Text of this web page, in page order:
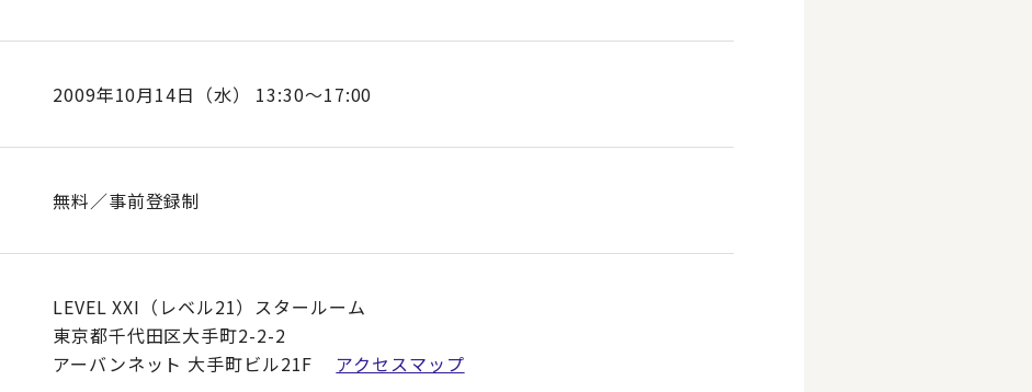
2009年10月14日（水） 13:30～17:00
無料／事前登録制
LEVEL XXI（レベル21）スタールーム
東京都千代田区大手町2-2-2
アーバンネット 大手町ビル21F
アクセスマップ